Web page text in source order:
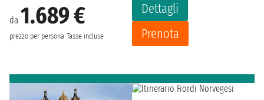
da 1.689 €
prezzo per persona Tasse incluse
Dettagli
Prenota